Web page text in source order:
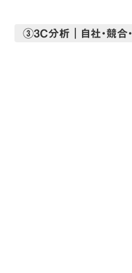
③3C分析｜自社・競合